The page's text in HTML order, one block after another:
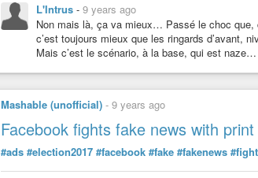
L'Intrus - 9 years ago
Non mais là, ça va mieux… Passé le choc que,
c’est toujours mieux que les ringards
Mais c’est le scénario, à la base, qui est naze…
Mashable (unofficial) - 9 years ago
Facebook fights fake news with
#ads #election2017 #facebook #fake #fakenews